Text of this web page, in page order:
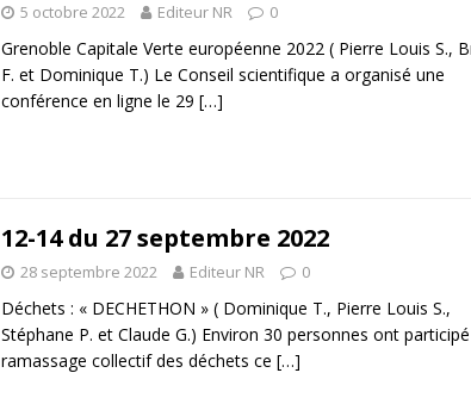
5 octobre 2022 Editeur NR 0
Grenoble Capitale Verte européenne 2022 ( Pierre Louis S.,
F. et Dominique T.) Le Conseil scientifique a organisé une
conférence en ligne le 29 […]
12-14 du 27 septembre 2022
28 septembre 2022 Editeur NR 0
Déchets : « DECHETHON » ( Dominique T., Pierre Louis S.,
Stéphane P. et Claude G.) Environ 30 personnes ont
ramassage collectif des déchets ce […]